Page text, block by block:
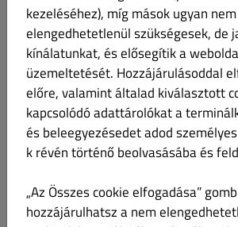
Termékismertető
Kovászos uborka
Laktóz Zeller
Fresh salad with dill-sourcream dressing /
kezeléséhez), míg mások ugyan nem
elengedhetetlenül szükségesek, de
kínálatunkat, és elősegítik a
üzemeltetését. Hozzájárulásoddal
előre, valamint általad kiválasztott
kapcsolódó adattárolókat a
és beleegyezésedet adod
k révén történő beolvasásába és
„Az Összes cookie elfogadása”
hozzájárulhatsz a nem